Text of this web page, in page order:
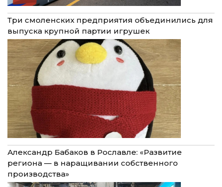
Три смоленских предприятия объединились для
выпуска крупной партии игрушек
Александр Бабаков в Рославле: «Развитие
региона — в наращивании собственного
производства»